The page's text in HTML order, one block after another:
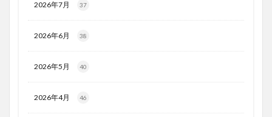
2026年7月 37
2026年6月 38
2026年5月 40
2026年4月 46